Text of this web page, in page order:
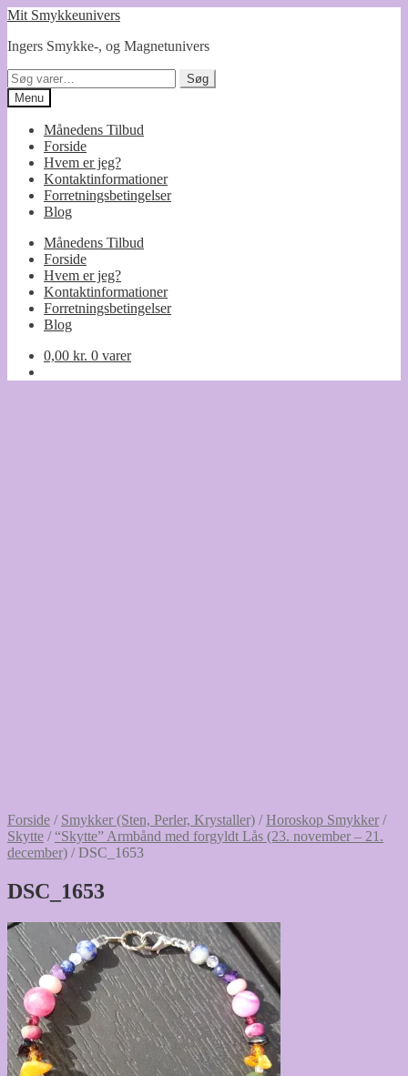
Spring
navigation
Spring
indhold
Mit Smykkeunivers
Ingers Smykke-, og Magnetunivers
Søg
efter:
Søg
Menu
Månedens Tilbud
Forside
Hvem er jeg?
Kontaktinformationer
Forretningsbetingelser
Blog
Månedens Tilbud
Forside
Hvem er jeg?
Kontaktinformationer
Forretningsbetingelser
Blog
0,00 kr. 0 varer
Forside / Smykker (Sten, Perler, Krystaller) /Horoskop Smykker /
Skytte / “Skytte” Armbånd med forgyldt Lås (23. november – 21.
december) /DSC_1653
DSC_1653